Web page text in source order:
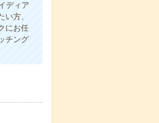
ディア
方、
にお任
チング